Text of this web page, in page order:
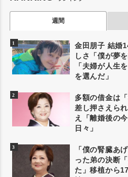
週間
金田朋子 結婚
しさ「僕が夢
「夫婦が人生
を選んだ」
多額の借金は
差し押さえら
え「離婚後の
日々」
「僕の腎臓あ
った弟の決断
た」移植から